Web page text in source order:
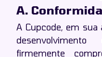
A.
A Cupcode, em sua
firmemente